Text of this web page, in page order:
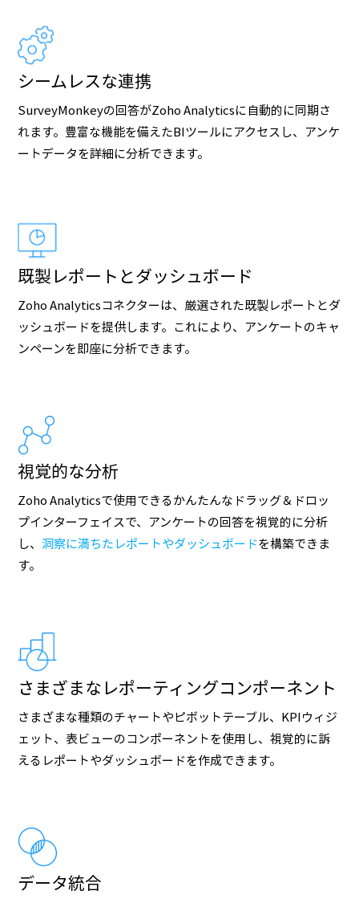
シームレスな連携
SurveyMonkeyの回答がZoho Analyticsに自動的に同期さ
れます。豊富な機能を備えたBIツールにアクセスし、アンケ
ートデータを詳細に分析できます。
既製レポートとダッシュボード
Zoho Analyticsコネクターは、厳選された既製レポートとダ
ッシュボードを提供します。これにより、アンケートのキャ
ンペーンを即座に分析できます。
視覚的な分析
Zoho Analyticsで使用できるかんたんなドラッグ＆ドロッ
プインターフェイスで、アンケートの回答を視覚的に分析
し、 洞察に満ちたレポートやダッシュボードを構築できま
す。
さまざまなレポーティングコンポーネント
さまざまな種類のチャートやピボットテーブル、KPIウィジ
ェット、表ビューのコンポーネントを使用し、視覚的に訴
えるレポートやダッシュボードを作成できます。
データ統合